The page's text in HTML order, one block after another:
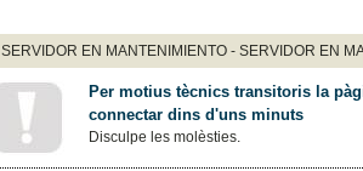
SERVIDOR EN MANTENIMIENTO - SERVIDOR EN
Per motius tècnics transitoris la
connectar dins d'uns minuts
Disculpe les molèsties.